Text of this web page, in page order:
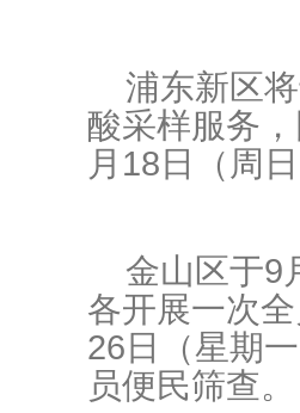
浦东新区将
酸采样服务
月18日（周
金山区于9
各开展一次
26日（星期
员便民筛查。